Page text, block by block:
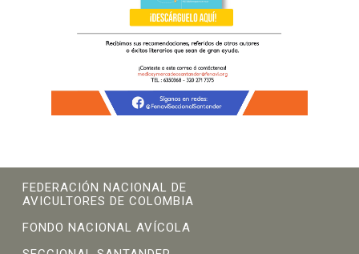
FEDERACIÓN NACIONAL DE
AVICULTORES DE COLOMBIA
FONDO NACIONAL AVÍCOLA